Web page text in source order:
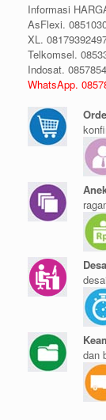
Informasi
AsFlexi.
XL.
Telkomsel.
Indosat.
WhatsApp.
dan